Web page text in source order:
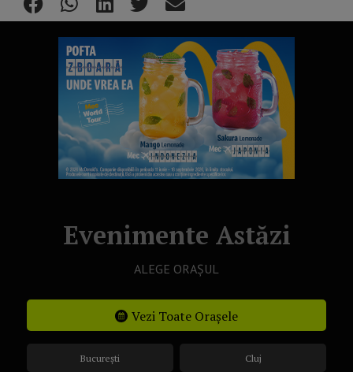
Evenimente Astăzi
ALEGE ORAȘUL
Vezi Toate Orașele
București Cluj